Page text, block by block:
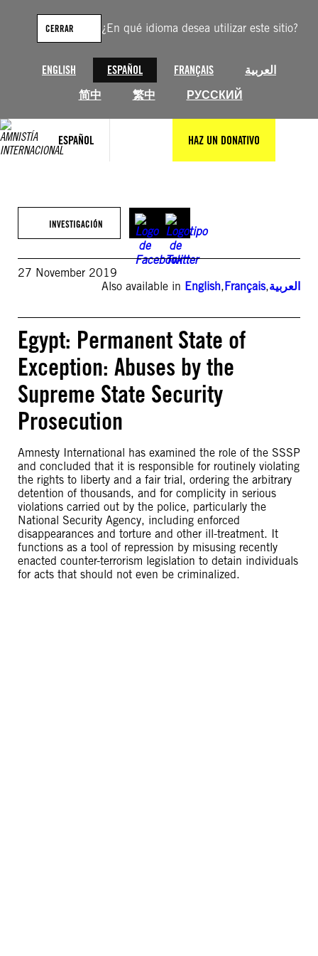
¿En qué idioma desea utilizar este sitio?
ENGLISH ESPAÑOL FRANÇAIS
العربية
简中
繁中 РУССКИЙ
CERRAR
ESPAÑOL HAZ UN DONATIVO
contenido
INVESTIGACIÓN
27 November 2019
Also available in English,Français,العربية
Egypt: Permanent State of
Exception: Abuses by the
Supreme State Security
Prosecution
Amnesty International has examined the role of the SSSP
and concluded that it is responsible for routinely violating
the rights to liberty and a fair trial, ordering the arbitrary
detention of thousands, and for complicity in serious
violations carried out by the police, particularly the
National Security Agency, including enforced
disappearances and torture and other ill-treatment. It
functions as a tool of repression by misusing recently
enacted counter-terrorism legislation to detain individuals
for acts that should not even be criminalized.